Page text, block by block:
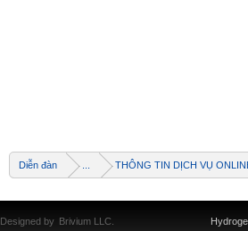
Diễn đàn THÔNG TIN DỊCH VỤ
Designed by Brivium LLC.